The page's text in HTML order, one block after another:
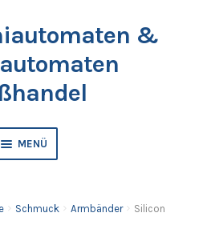
&
MENÜ
Schmuck Armbänder
Silicon